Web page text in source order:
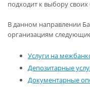
подходит к выбору
В данном направлении
организациям
Услуги на
Депозитарные
Документарные